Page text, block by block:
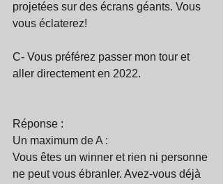
projetées sur des écrans géants. Vous
vous éclaterez!
C- Vous préférez passer mon tour et
aller directement en 2022.
Réponse :
Un maximum de A :
Vous êtes un winner et rien ni personne
ne peut vous ébranler. Avez-vous déjà